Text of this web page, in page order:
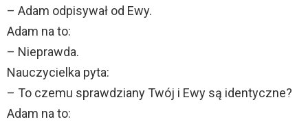
– Adam odpisywał od Ewy.
Adam na to:
– Nieprawda.
Nauczycielka pyta:
– To czemu sprawdziany Twój i Ewy są identyczne?
Adam na to: